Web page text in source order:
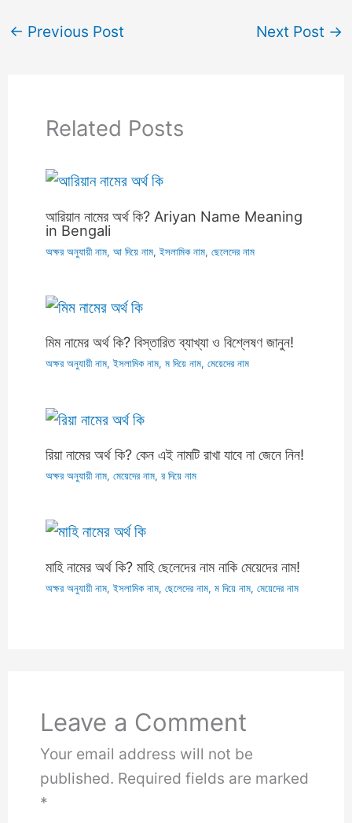
← Previous Post Next Post →
Related Posts
আরিয়ান নামের অর্থ কি? Ariyan Name Meaning
in Bengali
অক্ষর অনুযায়ী নাম,আ দিয়ে নাম,ইসলামিক নাম,ছেলেদের নাম
মিম নামের অর্থ কি? বিস্তারিত ব্যাখ্যা ও বিশ্লেষণ জানুন!
অক্ষর অনুযায়ী নাম,ইসলামিক নাম,ম দিয়ে নাম,মেয়েদের নাম
রিয়া নামের অর্থ কি? কেন এই নামটি রাখা যাবে না জেনে নিন!
অক্ষর অনুযায়ী নাম,মেয়েদের নাম,র দিয়ে নাম
মাহি নামের অর্থ কি? মাহি ছেলেদের নাম নাকি মেয়েদের নাম!
অক্ষর অনুযায়ী নাম,ইসলামিক নাম,ছেলেদের নাম,ম দিয়ে নাম,মেয়েদের নাম
Leave a Comment
Your email address will not be
published. Required fields are marked
*